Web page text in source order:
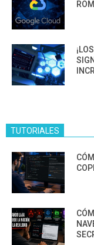
TUTORIALES